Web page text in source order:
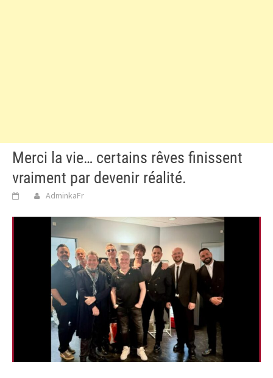
Merci la vie… certains rêves finissent
vraiment par devenir réalité.
AdminkaFr